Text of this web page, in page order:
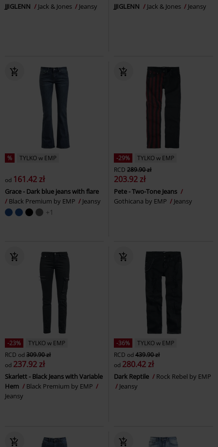
JJIGLENN Jack & Jones Jeansy JJIGLENN Jack & Jones Jeansy
% TYLKO w EMP
od 161.42 zł
Grace - Dark blue jeans with flare
Black Premium by EMP
Jeansy
+1
-29%
TYLKO w EMP
RCD 289.90 zł
203.92 zł
Pete - Two-Tone Jeans
Gothicana by EMP
Jeansy
-23%
TYLKO w EMP
RCD od 309.90 zł
od 237.92 zł
Skarlett - Black Jeans with Variable
Hem
Black Premium by EMP
Jeansy
-36%
TYLKO w EMP
RCD od 439.90 zł
od 280.42 zł
Dark Reptile
Rock Rebel by EMP
Jeansy